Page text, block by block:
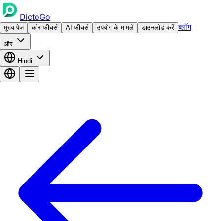
DictoGo
मुख्य पेज कोर फीचर्स AI फीचर्स उपयोग के मामले डाउनलोड करें ब्लॉग
और
Hindi